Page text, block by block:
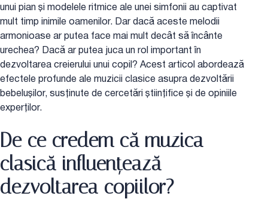
unui pian și modelele ritmice ale unei simfonii au captivat
mult timp inimile oamenilor. Dar dacă aceste melodii
armonioase ar putea face mai mult decât să încânte
urechea? Dacă ar putea juca un rol important în
dezvoltarea creierului unui copil? Acest articol abordează
efectele profunde ale muzicii clasice asupra dezvoltării
bebelușilor, susținute de cercetări științifice și de opiniile
experților.
De ce credem că muzica
clasică influențează
dezvoltarea copiilor?